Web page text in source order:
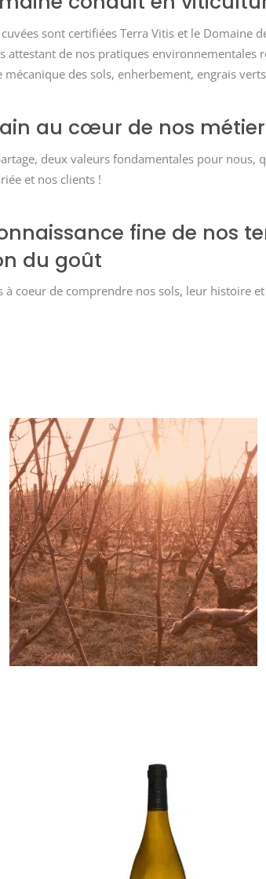
sont certifiées Terra Vitis et le Domaine
attestant de nos pratiques environnementales
mécanique des sols, enherbement, engrais
au cœur de nos
deux valeurs fondamentales pour nous,
et nos clients !
fine de nos
du goût
à coeur de comprendre nos sols, leur histoire